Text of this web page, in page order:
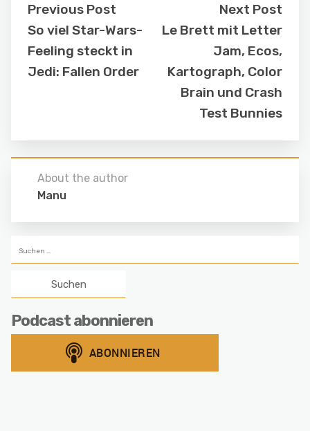
Previous Post
So viel Star-Wars-
Feeling steckt in
Jedi: Fallen Order
Next Post
Le Brett mit Letter
Jam, Ecos,
Kartograph, Color
Brain und Crash
Test Bunnies
About the author
Manu
nach:
Podcast abonnieren